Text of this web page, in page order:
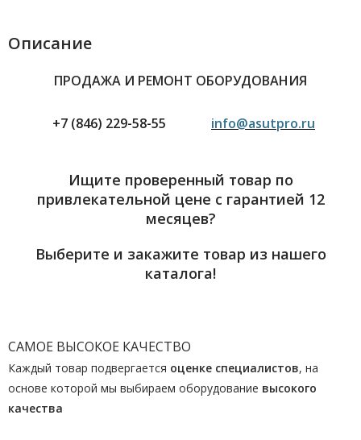
Описание
ПРОДАЖА И РЕМОНТ ОБОРУДОВАНИЯ
+7 (846) 229-58-55 info@asutpro.ru
Ищите проверенный товар по
привлекательной цене с гарантией 12
месяцев?
Выберите и закажите товар из нашего
каталога!
САМОЕ ВЫСОКОЕ КАЧЕСТВО
Каждый товар подвергается оценке специалистов, на
основе которой мы выбираем оборудование высокого
качества